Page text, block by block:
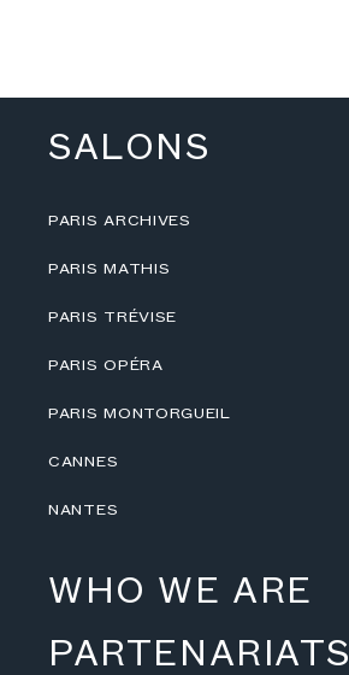
SALONS
PARIS ARCHIVES
PARIS MATHIS
PARIS TRÉVISE
PARIS OPÉRA
PARIS MONTORGUEIL
CANNES
NANTES
WHO WE ARE
PARTENARIATS